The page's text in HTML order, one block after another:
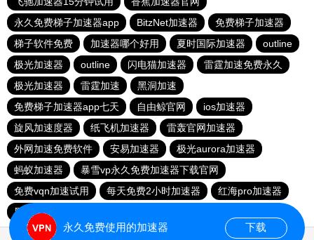
永久免费梯子加速器app
BitzNet加速器
免费梯子加速器
梯子软件免费
加速器哪个好用 夏时国际加速器
outline
极光加速器
outline 闪电猫加速器
雷霆加速免费永久
极光加速器
雷霆加速
黑洞加速
免费梯子加速器app七天
自由鲸官网
ios加速器
旋风加速度器
纸飞机加速器
雷轰官网加速器
外网加速免费软件
安易加速器
极光aurora加速器
蚂蚁加速器
暴雪vp永久免费加速器下载官网
免费vqn加速试用
每天免费2小时加速器
红海pro加速器
黑洞官网
永久免费使用的加速器 下载